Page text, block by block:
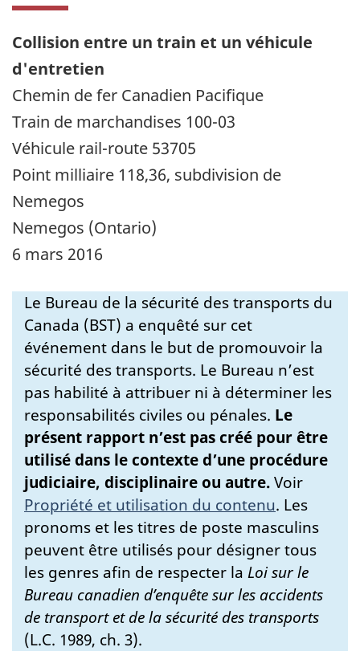
Collision entre un train et un véhicule
d'entretien
Chemin de fer Canadien Pacifique
Train de marchandises 100-03
Véhicule rail-route 53705
Point milliaire 118,36, subdivision de
Nemegos
Nemegos (Ontario)
6 mars 2016
Le Bureau de la sécurité des transports du
Canada (BST) a enquêté sur cet
événement dans le but de promouvoir la
sécurité des transports. Le Bureau n’est
pas habilité à attribuer ni à déterminer les
responsabilités civiles ou pénales. Le
présent rapport n’est pas créé pour être
utilisé dans le contexte d’une procédure
judiciaire, disciplinaire ou autre.Voir
Propriété et utilisation du contenu. Les
pronoms et les titres de poste masculins
peuvent être utilisés pour désigner tous
les genres afin de respecter la Loi sur le
Bureau canadien d’enquête sur les accidents
de transport et de la sécurité des transports
(L.C. 1989, ch. 3).